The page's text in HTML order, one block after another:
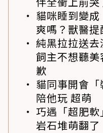
貓咪睡到變
爽嗎？獸醫
純黑拉拉送去
飼主不想聽
歉
貓同事開會
陪他玩 超萌
巧遇「超肥
岩石堆萌翻了